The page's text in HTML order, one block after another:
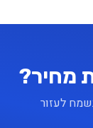
מחיר?
לעזור